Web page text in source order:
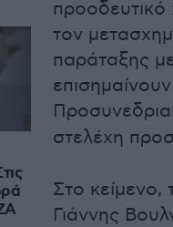
τον
παράταξης
στελέχη
Στο
Γιάννης